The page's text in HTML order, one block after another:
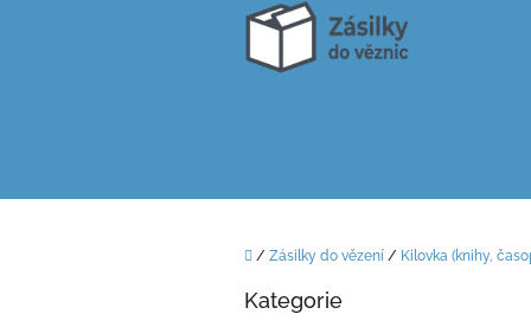
Domů
/ Zásilky do vězení / Kilovka (knihy,
Přeskočit
Kategorie